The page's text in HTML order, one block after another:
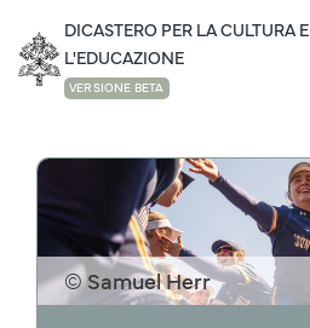
DICASTERO PER LA CULTURA E
L'EDUCAZIONE
VERSIONE BETA
© Samuel Herr